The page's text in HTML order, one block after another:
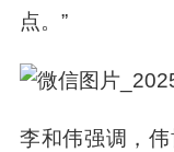
点。”
李和伟强调，